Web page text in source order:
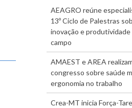
AEAGRO reúne
13º Ciclo de Palestras
inovação e produtividade
campo
AMAEST e AREA
congresso sobre saúde
ergonomia no trabalho
Crea-MT inicia Força-